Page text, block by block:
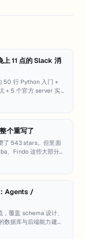
11 点的 Slack 消
50 行 Python 入门 +
+ 5 个官方 server 实
院 AI Engineer 课程
个重写了
了 543 stars。但里面
、Findo 这些大部分
哪些被加、做
Agents /
覆盖 schema 设计、
数据库与后端能力建